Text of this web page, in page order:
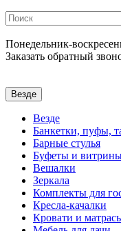
Понедельник-
Заказать обратный
Везде
Везде
Банкетки, пуфы,
Барные стулья
Буфеты и
Вешалки
Зеркала
Комплекты для
Кресла-качалки
Кровати и